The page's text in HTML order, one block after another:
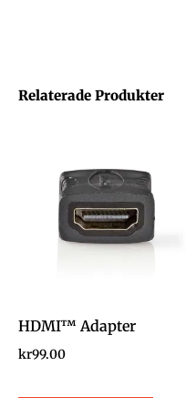
Relaterade Produkter
HDMI™ Adapter
kr99.00